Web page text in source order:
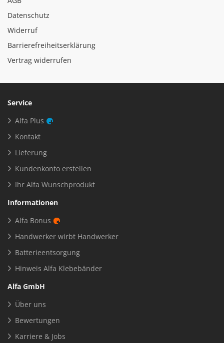
Datenschutz
Widerruf
Barrierefreiheitserklärung
Vertrag widerrufen
Service
Alfa Plus
Kontakt
Lieferung
Kundenkonto erstellen
Ihr Alfa Wunschprodukt
Informationen
Alfa Bonus
Handwerker wirbt Handwerker
Batterieentsorgung
Hinweis Alfa Klebebänder
Alfa GmbH
Über uns
Bewertungen
Karriere & Jobs